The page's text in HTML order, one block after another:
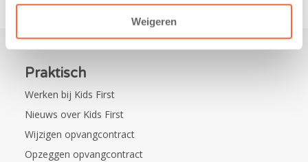
Weigeren
Praktisch
Werken bij Kids First
Nieuws over Kids First
Wijzigen opvangcontract
Opzeggen opvangcontract